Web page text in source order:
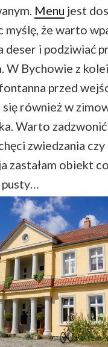
Menu jest
myślę, że warto
deser i podziwiać
W Bychowie z
przed
się również w
Warto
zwiedzania
zastałam obiekt